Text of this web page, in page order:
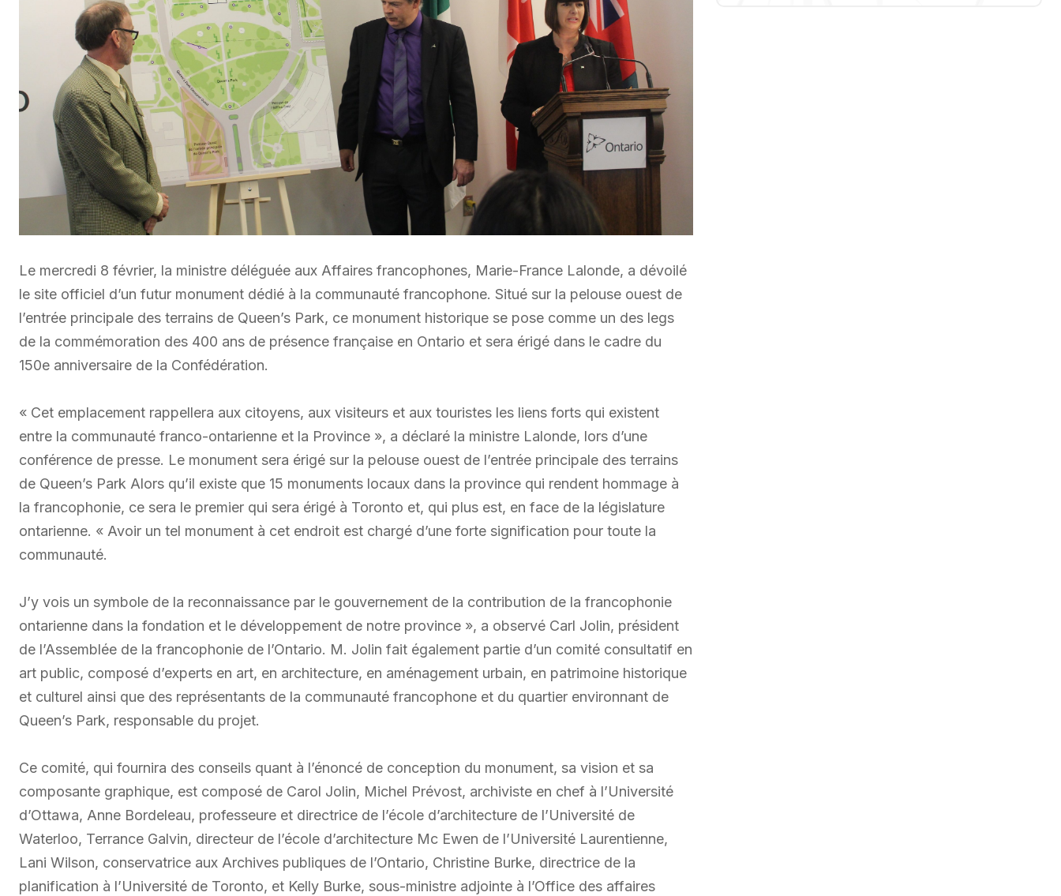
Le mercredi 8 février, la ministre déléguée aux Affaires francophones, Marie-France Lalonde, a dévoilé
le site officiel d’un futur monument dédié à la communauté francophone. Situé sur la pelouse ouest de
l’entrée principale des terrains de Queen’s Park, ce monument historique se pose comme un des legs
de la commémoration des 400 ans de présence française en Ontario et sera érigé dans le cadre du
150e anniversaire de la Confédération.
« Cet emplacement rappellera aux citoyens, aux visiteurs et aux touristes les liens forts qui existent
entre la communauté franco-ontarienne et la Province », a déclaré la ministre Lalonde, lors d’une
conférence de presse. Le monument sera érigé sur la pelouse ouest de l’entrée principale des terrains
de Queen’s Park Alors qu’il existe que 15 monuments locaux dans la province qui rendent hommage à
la francophonie, ce sera le premier qui sera érigé à Toronto et, qui plus est, en face de la législature
ontarienne. « Avoir un tel monument à cet endroit est chargé d’une forte signification pour toute la
communauté.
J’y vois un symbole de la reconnaissance par le gouvernement de la contribution de la francophonie
ontarienne dans la fondation et le développement de notre province », a observé Carl Jolin, président
de l’Assemblée de la francophonie de l’Ontario. M. Jolin fait également partie d’un comité consultatif en
art public, composé d’experts en art, en architecture, en aménagement urbain, en patrimoine historique
et culturel ainsi que des représentants de la communauté francophone et du quartier environnant de
Queen’s Park, responsable du projet.
Ce comité, qui fournira des conseils quant à l’énoncé de conception du monument, sa vision et sa
composante graphique, est composé de Carol Jolin, Michel Prévost, archiviste en chef à l’Université
d’Ottawa, Anne Bordeleau, professeure et directrice de l’école d’architecture de l’Université de
Waterloo, Terrance Galvin, directeur de l’école d’architecture Mc Ewen de l’Université Laurentienne,
Lani Wilson, conservatrice aux Archives publiques de l’Ontario, Christine Burke, directrice de la
planification à l’Université de Toronto, et Kelly Burke, sous-ministre adjointe à l’Office des affaires